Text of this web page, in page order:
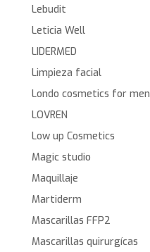
Lebudit
Leticia Well
LIDERMED
Limpieza facial
Londo cosmetics for men
LOVREN
Low up Cosmetics
Magic studio
Maquillaje
Martiderm
Mascarillas FFP2
Mascarillas quirurgícas